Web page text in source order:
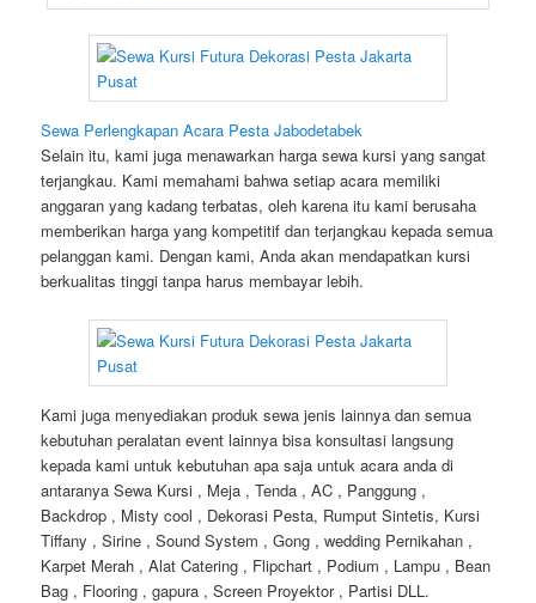
Sewa Perlengkapan Acara Pesta Jabodetabek
Selain itu, kami juga menawarkan harga sewa kursi yang sangat
terjangkau. Kami memahami bahwa setiap acara memiliki
anggaran yang kadang terbatas, oleh karena itu kami berusaha
memberikan harga yang kompetitif dan terjangkau kepada semua
pelanggan kami. Dengan kami, Anda akan mendapatkan kursi
berkualitas tinggi tanpa harus membayar lebih.
Kami juga menyediakan produk sewa jenis lainnya dan semua
kebutuhan peralatan event lainnya bisa konsultasi langsung
kepada kami untuk kebutuhan apa saja untuk acara anda di
antaranya Sewa Kursi , Meja , Tenda , AC , Panggung ,
Backdrop , Misty cool , Dekorasi Pesta, Rumput Sintetis, Kursi
Tiffany , Sirine , Sound System , Gong , wedding Pernikahan ,
Karpet Merah , Alat Catering , Flipchart , Podium , Lampu , Bean
Bag , Flooring , gapura , Screen Proyektor , Partisi DLL.